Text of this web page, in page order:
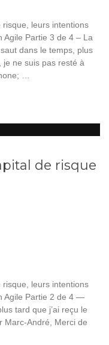
leurs intentions
Agile Partie 3 de 4 – La
dans le temps, plus
ne suis pas resté à
…
de risque
leurs intentions
Agile Partie 2 de 4 —
tard que j’ai reçu le
Marc-André, Merci de